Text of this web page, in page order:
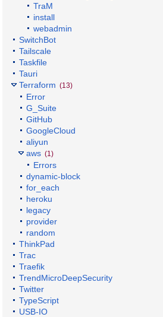
TraM
install
webadmin
SwitchBot
Tailscale
Taskfile
Tauri
Terraform (13)
Error
G_Suite
GitHub
GoogleCloud
aliyun
aws (1)
Errors
dynamic-block
for_each
heroku
legacy
provider
random
ThinkPad
Trac
Traefik
TrendMicroDeepSecurity
Twitter
TypeScript
USB-IO